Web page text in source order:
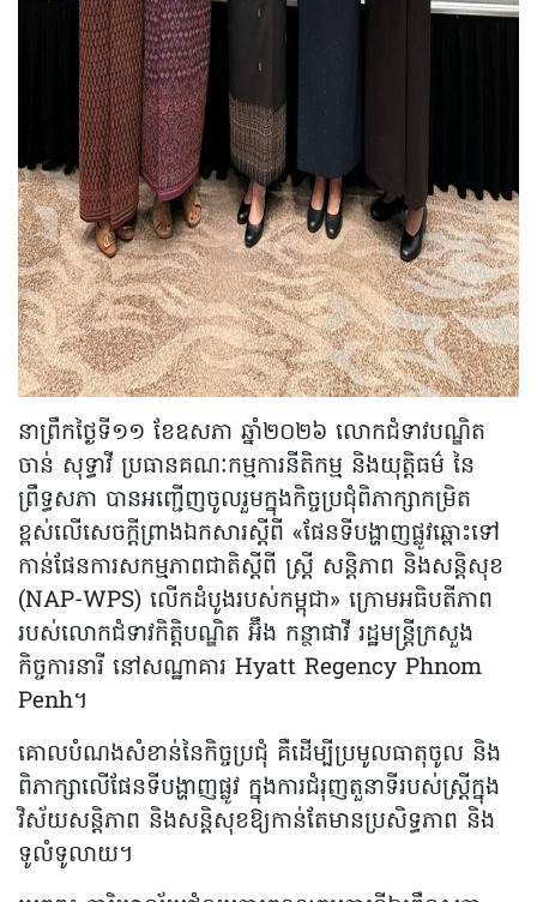
នាព្រឹកថ្ងៃទី១១ ខែឧសភា ឆ្នាំ២០២៦ លោកជំទាវបណ្ឌិត
ចាន់ សុទ្ធាវី ប្រធានគណៈកម្មការនីតិកម្ម និងយុត្តិធម៌ នៃ
ព្រឹទ្ធសភា បានអញ្ជើញចូលរួមក្នុងកិច្ចប្រជុំពិភាក្សាកម្រិត
ខ្ពស់លើសេចក្តីព្រាងឯកសារស្តីពី «ផែនទីបង្ហាញផ្លូវឆ្ពោះទៅ
កាន់ផែនការសកម្មភាពជាតិស្តីពី ស្ត្រី សន្តិភាព និងសន្តិសុខ
(NAP-WPS) លើកដំបូងរបស់កម្ពុជា» ក្រោមអធិបតីភាព
របស់លោកជំទាវកិត្តិបណ្ឌិត អ៊ឹង កន្ថាផាវី រដ្ឋមន្ត្រីក្រសួង
កិច្ចការនារី នៅសណ្ឋាគារ Hyatt Regency Phnom
Penh។
គោលបំណងសំខាន់នៃកិច្ចប្រជុំ គឺដើម្បីប្រមូលធាតុចូល និង
ពិភាក្សាលើផែនទីបង្ហាញផ្លូវ ក្នុងការជំរុញតួនាទីរបស់ស្ត្រីក្នុង
វិស័យសន្តិភាព និងសន្តិសុខឱ្យកាន់តែមានប្រសិទ្ធភាព និង
ទូលំទូលាយ។